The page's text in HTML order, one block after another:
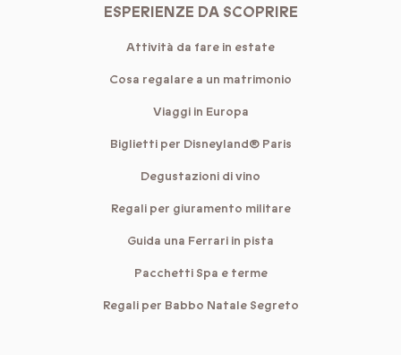
ESPERIENZE DA SCOPRIRE
Attività da fare in estate
Cosa regalare a un matrimonio
Viaggi in Europa
Biglietti per Disneyland® Paris
Degustazioni di vino
Regali per giuramento militare
Guida una Ferrari in pista
Pacchetti Spa e terme
Regali per Babbo Natale Segreto